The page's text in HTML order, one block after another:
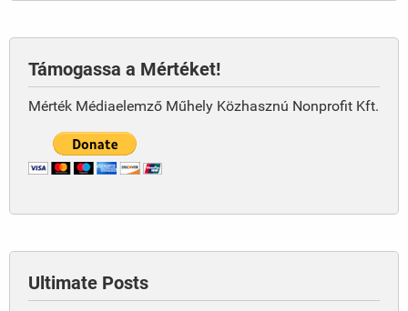
Támogassa a Mértéket!
Mérték Médiaelemző Műhely Közhasznú Nonprofit Kft.
Ultimate Posts